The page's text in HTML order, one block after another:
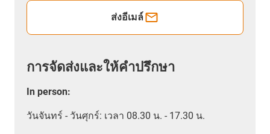
ส่งอีเมล์
การจัดส่งและให้คำปรึกษา
In person:
วันจันทร์ - วันศุกร์: เวลา 08.30 น. - 17.30 น.